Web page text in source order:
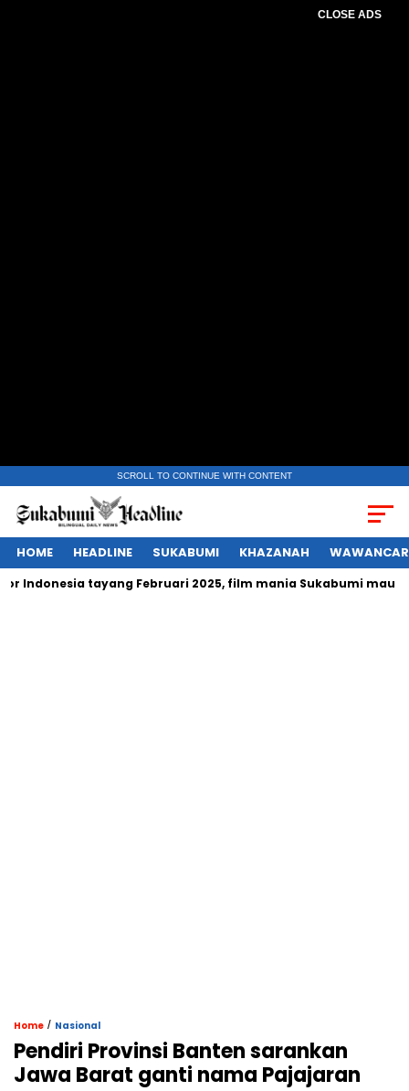
CLOSE ADS
SCROLL TO CONTINUE WITH CONTENT
HOME HEADLINE SUKABUMI KHAZANAH
tayang Februari 2025, film mania Sukabumi mau
Home / Nasional
Pendiri Provinsi Banten sarankan
Jawa Barat ganti nama Pajajaran